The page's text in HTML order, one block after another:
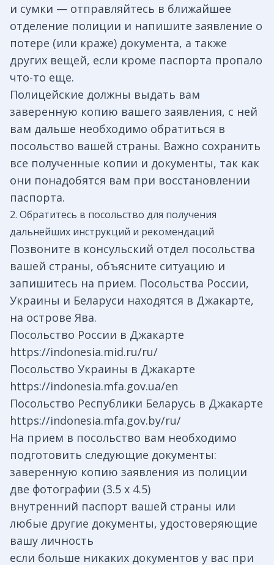
и сумки — отправляйтесь в ближайшее
отделение полиции и напишите заявление о
потере (или краже) документа, а также
других вещей, если кроме паспорта пропало
что-то еще.
Полицейские должны выдать вам
заверенную копию вашего заявления, с ней
вам дальше необходимо обратиться в
посольство вашей страны. Важно сохранить
все полученные копии и документы, так как
они понадобятся вам при восстановлении
паспорта.
2. Обратитесь в посольство для получения
дальнейших инструкций и рекомендаций
Позвоните в консульский отдел посольства
вашей страны, объясните ситуацию и
запишитесь на прием. Посольства России,
Украины и Беларуси находятся в Джакарте,
на острове Ява.
Посольство России в Джакарте
https://indonesia.mid.ru/ru/
Посольство Украины в Джакарте
https://indonesia.mfa.gov.ua/en
Посольство Республики Беларусь в Джакарте
https://indonesia.mfa.gov.by/ru/
На прием в посольство вам необходимо
подготовить следующие документы:
заверенную копию заявления из полиции
две фотографии (3.5 х 4.5)
внутренний паспорт вашей страны или
любые другие документы, удостоверяющие
вашу личность
если больше никаких документов у вас при